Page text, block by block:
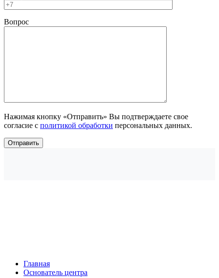
Вопрос
Нажимая кнопку «Отправить» Вы подтверждаете свое
согласие с политикой обработки персональных данных.
Главная
Основатель центра